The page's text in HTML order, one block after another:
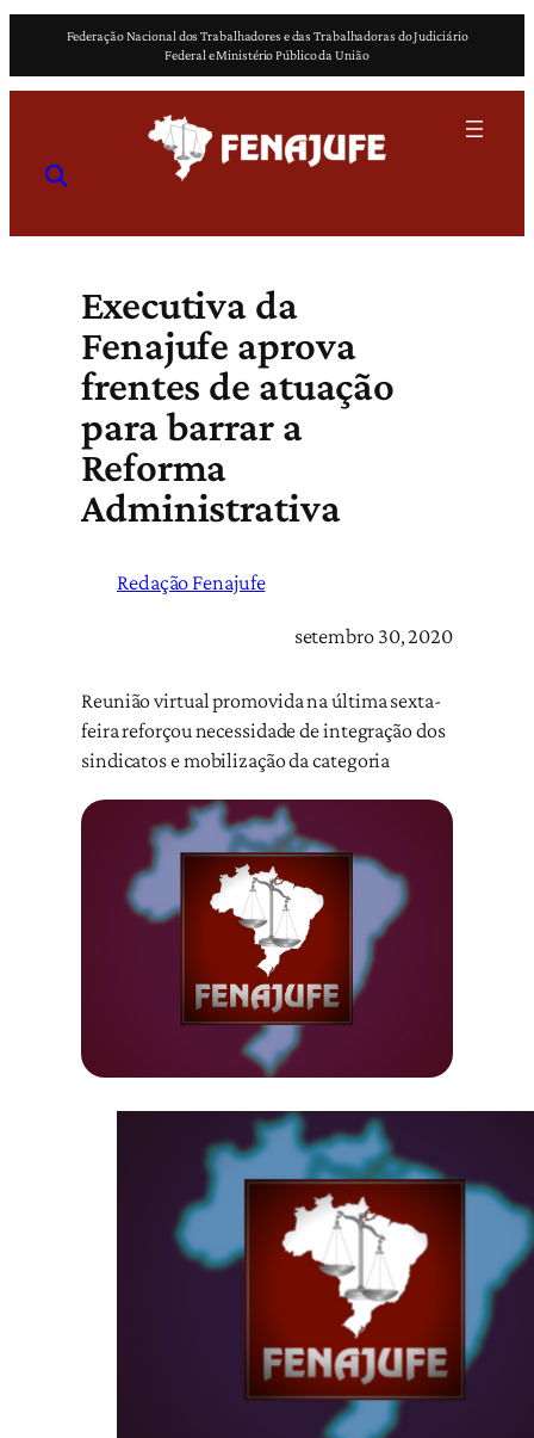
o
Federação Nacional dos Trabalhadores e das Trabalhadoras do Judiciário
Federal e Ministério Público da União
Executiva da
Fenajufe aprova
frentes de atuação
para barrar a
Reforma
Administrativa
Redação Fenajufe
setembro 30, 2020
Reunião virtual promovida na última sexta-
feira reforçou necessidade de integração dos
sindicatos e mobilização da categoria